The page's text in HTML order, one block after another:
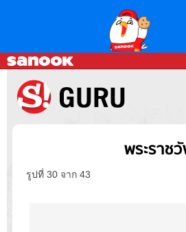
พระราช
รูปที่ 30 จาก 43